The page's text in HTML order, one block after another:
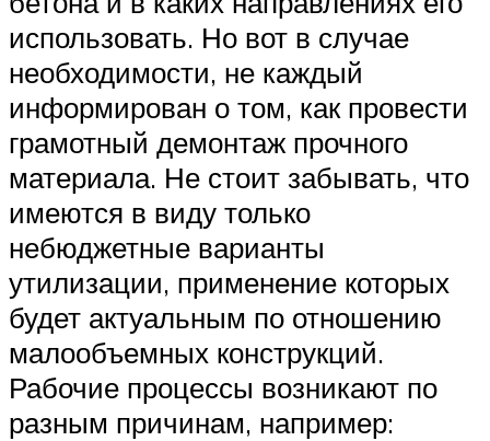
использовать. Но вот в случае
необходимости, не каждый
информирован о том, как провести
грамотный демонтаж прочного
материала. Не стоит забывать, что
имеются в виду только
небюджетные варианты
утилизации, применение которых
будет актуальным по отношению
малообъемных конструкций.
Рабочие процессы возникают по
разным причинам, например: